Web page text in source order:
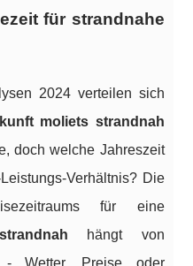
für strandnahe
2024 verteilen sich
moliets strandnah
doch welche Jahreszeit
Verhältnis? Die
für eine
hängt von
- Wetter, Preise oder